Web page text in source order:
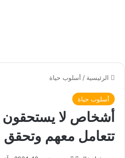
الرئيسية / أسلوب حياة
أسلوب حياة
أشخاص لا
تتعامل معهم وتحقق